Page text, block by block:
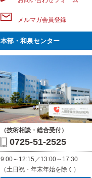
メルマガ会員登録
本部・和泉センター
（技術相談・総合受付）
0725-51-2525
9:00～12:15／13:00～17:30
（土日祝・年末年始を除く）